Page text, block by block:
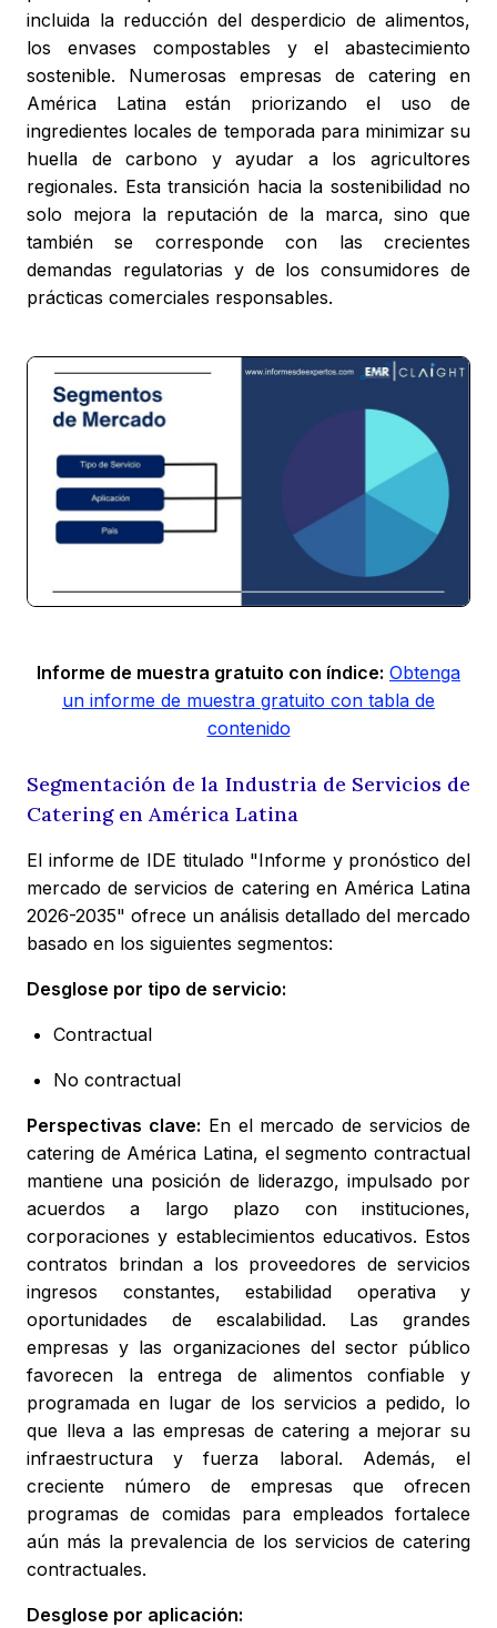
incluida la reducción del desperdicio de alimentos,
los envases compostables y el abastecimiento
sostenible. Numerosas empresas de catering en
América Latina están priorizando el uso de
ingredientes locales de temporada para minimizar su
huella de carbono y ayudar a los agricultores
regionales. Esta transición hacia la sostenibilidad no
solo mejora la reputación de la marca, sino que
también se corresponde con las crecientes
demandas regulatorias y de los consumidores de
prácticas comerciales responsables.
Informe de muestra gratuito con índice: Obtenga
un informe de muestra gratuito con tabla de
contenido
Segmentación de la Industria de Servicios de
Catering en América Latina
El informe de IDE titulado "Informe y pronóstico del
mercado de servicios de catering en América Latina
2026-2035" ofrece un análisis detallado del mercado
basado en los siguientes segmentos:
Desglose por tipo de servicio:
Contractual
No contractual
Perspectivas clave: En el mercado de servicios de
catering de América Latina, el segmento contractual
mantiene una posición de liderazgo, impulsado por
acuerdos a largo plazo con instituciones,
corporaciones y establecimientos educativos. Estos
contratos brindan a los proveedores de servicios
ingresos constantes, estabilidad operativa y
oportunidades de escalabilidad. Las grandes
empresas y las organizaciones del sector público
favorecen la entrega de alimentos confiable y
programada en lugar de los servicios a pedido, lo
que lleva a las empresas de catering a mejorar su
infraestructura y fuerza laboral. Además, el
creciente número de empresas que ofrecen
programas de comidas para empleados fortalece
aún más la prevalencia de los servicios de catering
contractuales.
Desglose por aplicación: